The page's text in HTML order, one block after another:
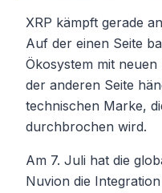
XRP kämpft gerade
Auf der einen Seite
Ökosystem mit
der anderen Seite
technischen Marke,
durchbrochen wird.
Am 7. Juli hat die
Nuvion die